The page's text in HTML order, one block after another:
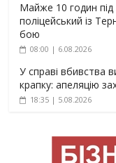
Майже 10 годин під
поліцейський із
бою
08:00 | 6.08.2026
У справі вбивства
крапку: апеляцію
18:35 | 5.08.2026